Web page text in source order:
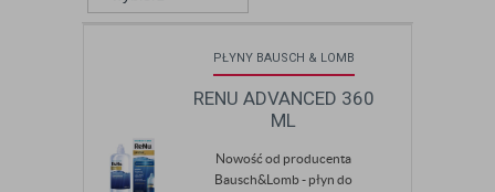
PŁYNY BAUSCH & LOMB
RENU ADVANCED 360
ML
Nowość od producenta
Bausch&Lomb - płyn do